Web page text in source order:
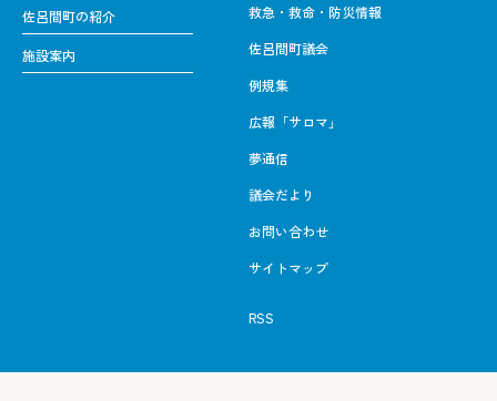
佐呂間町の紹介
施設案内
救急・救命・防災情報
佐呂間町議会
例規集
広報「サロマ」
夢通信
議会だより
お問い合わせ
サイトマップ
RSS